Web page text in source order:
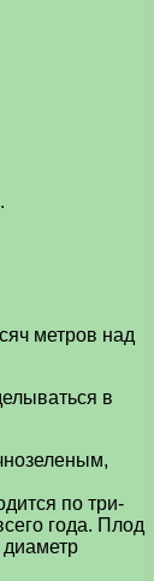
метров над
в
по три-
года. Плод